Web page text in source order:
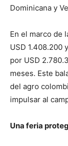
Dominicana y
En el marco de
USD 1.408.200
por USD
meses. Este
del agro
impulsar al
Una feria